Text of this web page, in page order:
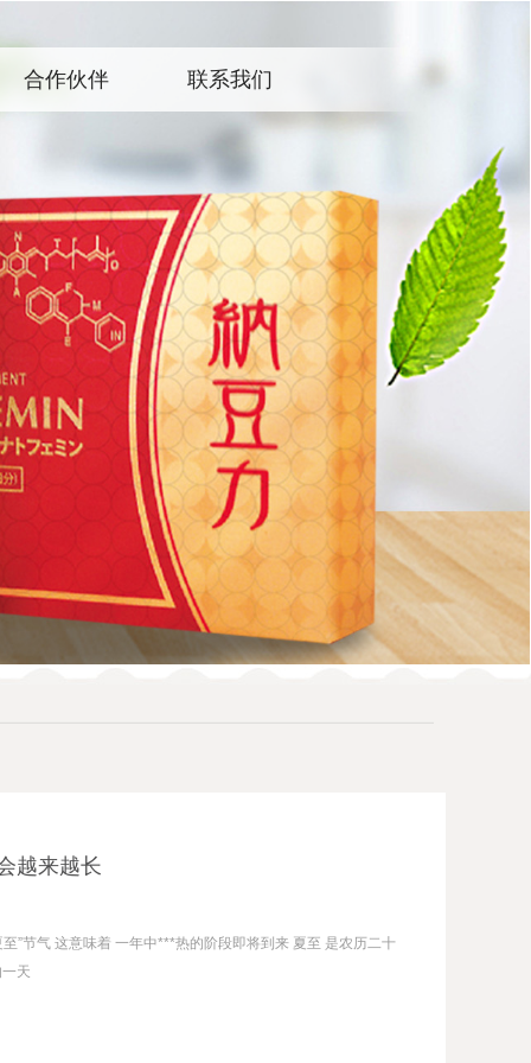
合作伙伴 联系我们
越来越长
”节气 这意味着 一年中***热的阶段即将到来 夏至 是农历二十
天